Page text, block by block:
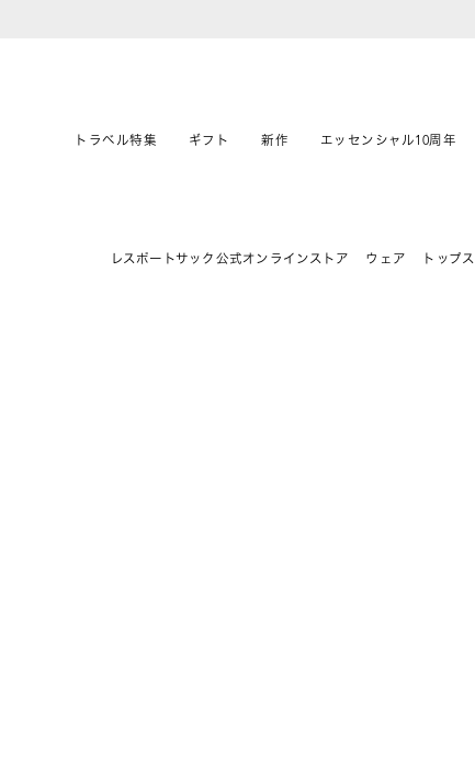
トラベル特集 ギフト 新作 エッセンシャル10周年
レスポートサック公式オンラインストア ウェア トップス